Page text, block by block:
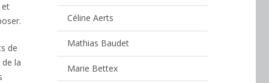
et
de
la
Céline Aerts
Mathias Baudet
Marie Bettex